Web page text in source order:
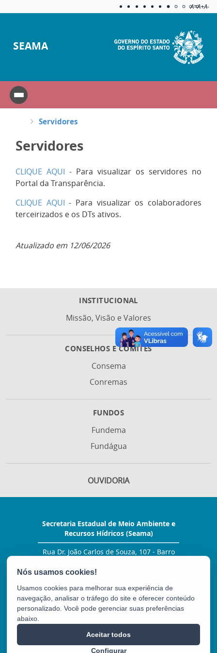
Aplicar
A=A+A-
SEAMA
Servidores
Servidores
CLIQUE AQUI - Para visualizar os servidores no
Portal da Transparência.
CLIQUE AQUI - Para visualizar os colaboradores
terceirizados e os DTs ativos.
Atualizado em 12/06/2026
INSTITUCIONAL
Missão, Visão e Valores
CONSELHOS E COMITÊS
Consema
Conremas
FUNDOS
Fundema
Fundágua
OUVIDORIA
Secretaria Estadual de Meio Ambiente e
Recursos Hídricos (Seama)
Rua Dr. João Carlos de Souza, 107 - Barro
CEP: 29057-530 - Vitória / ES
E-mail:gabinete@seama.es.gov.br
Usamos cookies para melhorar sua experiência de
navegação, analisar o tráfego do site e oferecer conteúdo
personalizado. Você pode gerenciar suas preferências
abaixo.
Configurar
Aceitar todos